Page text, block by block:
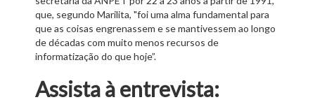
que, segundo Marilita, "foi uma alma fundamental para
que as coisas engrenassem e se mantivessem ao longo
de décadas com muito menos recursos de
informatização do que hoje”.
Assista à entrevista: